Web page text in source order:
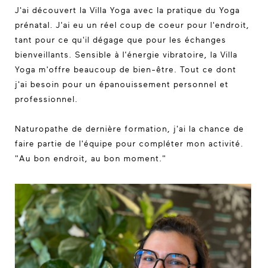
J'ai découvert la Villa Yoga avec la pratique du Yoga
prénatal. J'ai eu un réel coup de coeur pour l'endroit,
tant pour ce qu'il dégage que pour les échanges
bienveillants. Sensible à l'énergie vibratoire, la Villa
Yoga m'offre beaucoup de bien-être. Tout ce dont
j'ai besoin pour un épanouissement personnel et
professionnel.
Naturopathe de dernière formation, j'ai la chance de
faire partie de l'équipe pour compléter mon activité.
"Au bon endroit, au bon moment."